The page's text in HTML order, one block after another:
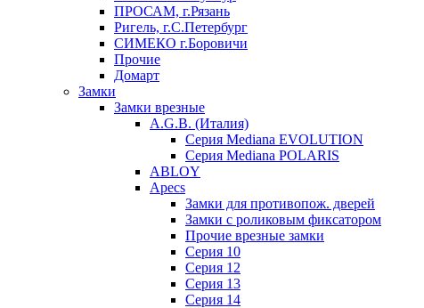
ПРОСАМ, г.Рязань
Ригель, г.С.Петербург
СИМЕКО г.Боровичи
Прочие
Домарт
Замки
Замки врезные
A.G.B. (Италия)
Серия Mediana EVOLUTION
Серия Mediana POLARIS
ABLOY
Apecs
Замки для противопож. дверей
Замки с роликовым фиксатором
Прочие врезные замки
Серия 10
Серия 12
Серия 13
Серия 14